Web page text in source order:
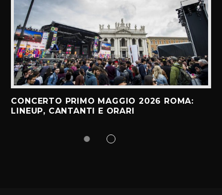
CONCERTO PRIMO MAGGIO 2026 ROMA:
LINEUP, CANTANTI E ORARI